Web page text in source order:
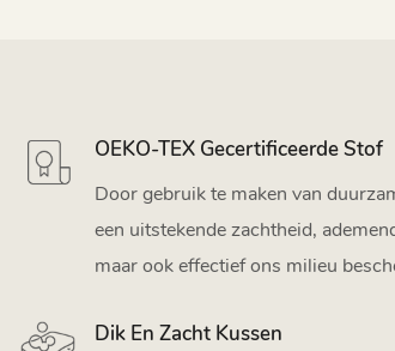
OEKO-TEX Gecertificeerde Stof
Door gebruik te maken van
een uitstekende zachtheid,
maar ook effectief ons milieu
Dik En Zacht Kussen